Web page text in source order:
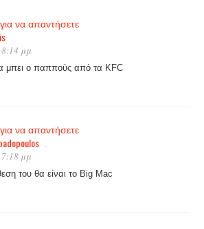
να απαντήσετε
μμ
μπει ο παππούς από τα KFC
να απαντήσετε
μμ
του θα είναι το Big Mac